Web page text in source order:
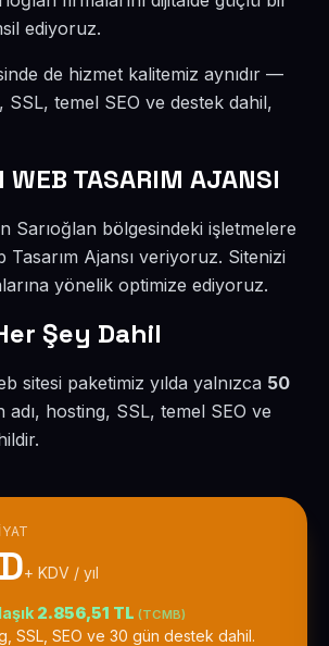
ediyoruz.
de hizmet kalitemiz aynıdır —
SSL, temel SEO ve destek dahil,
WEB TASARIM AJANSI
Sarıoğlan bölgesindeki işletmelere
Ajansı veriyoruz. Sitenizi
yönelik optimize ediyoruz.
Şey Dahil
sitesi paketimiz yılda yalnızca 50
adı, hosting, SSL, temel SEO ve
+ KDV / yıl
2.856,51 TL (TCMB)
SSL, SEO ve 30 gün destek dahil.